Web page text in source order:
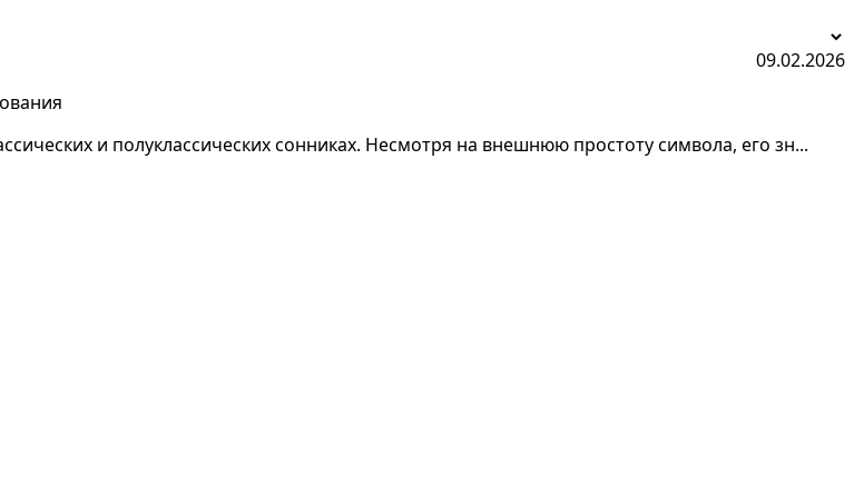
09.02.2026
и полуклассических сонниках. Несмотря на внешнюю простоту символа, его зн...